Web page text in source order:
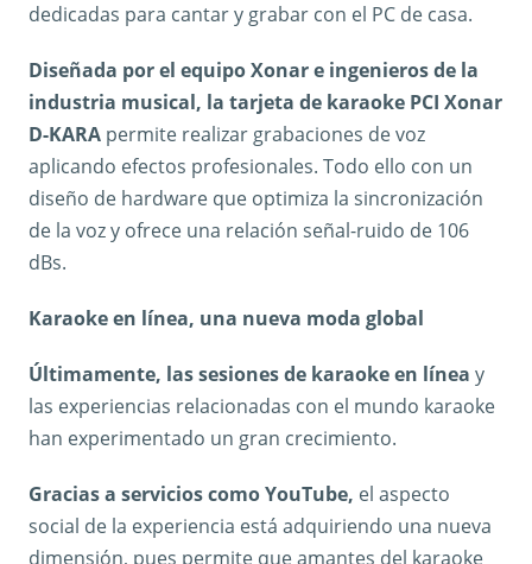
dedicadas para cantar y grabar con el PC de casa.
Diseñada por el equipo Xonar e ingenieros de la
industria musical, la tarjeta de karaoke PCI Xonar
D-KARA permite realizar grabaciones de voz
aplicando efectos profesionales. Todo ello con un
diseño de hardware que optimiza la sincronización
de la voz y ofrece una relación señal-ruido de 106
dBs.
Karaoke en línea, una nueva moda global
Últimamente, las sesiones de karaoke en línea y
las experiencias relacionadas con el mundo karaoke
han experimentado un gran crecimiento.
Gracias a servicios como YouTube, el aspecto
social de la experiencia está adquiriendo una nueva
dimensión, pues permite que amantes del karaoke